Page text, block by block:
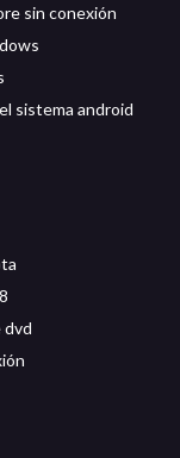
sin conexión
sistema android
dvd